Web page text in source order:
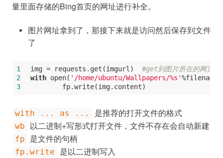
量里面存储的Bing首页的网址进行补全。
图片网址拿到了，那接下来就是访问然后保存到文件
了
1 img = requests.get(imgurl) #get到图片所在的网页内
2
with open( '/home/ubuntu/Wallpapers/%s'
3
fp.write(img.content)
with ... as ... 是推荐的打开文件的格式
wb 以二进制+写形式打开文件，文件不存在会自动新建
fp 是文件的句柄
fp.write 是以二进制写入